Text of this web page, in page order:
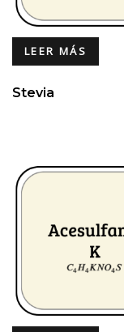
LEER MÁS
Stevia